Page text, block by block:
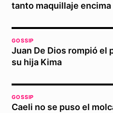
tanto maquillaje encima
GOSSIP
Juan De Dios rompió el
su hija Kima
GOSSIP
Caeli no se puso el